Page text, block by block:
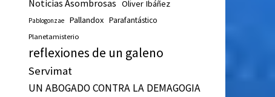
Noticias Asombrosas Oliver Ibáñez
Pablogonzae Pallandox Parafantástico
Planetamisterio
reflexiones de un galeno
Servimat
UN ABOGADO CONTRA LA DEMAGOGIA